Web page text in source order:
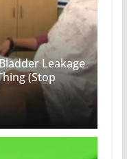
Leakage
(Stop